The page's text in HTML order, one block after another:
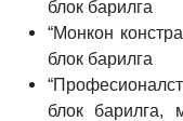
блок барилга
“Монкон
блок барилга
блок